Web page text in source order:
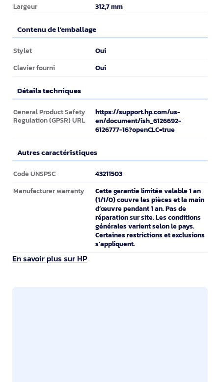
Largeur 312,7 mm
Contenu de l'emballage
Contenu de l'emballage
Stylet Oui
Clavier fourni Oui
Détails techniques
Détails techniques
General Product Safety
Regulation (GPSR) URL
https://support.hp.com/us-
en/document/ish_6126692-
6126777-16?openCLC=true
Autres caractéristiques
Autres caractéristiques
Code UNSPSC 43211503
Manufacturer warranty
Cette garantie limitée valable 1 an
(1/1/0) couvre les pièces et la main
d’œuvre pendant 1 an. Pas de
réparation sur site. Les conditions
générales varient selon le pays.
Certaines restrictions et exclusions
s’appliquent.
En savoir plus sur HP